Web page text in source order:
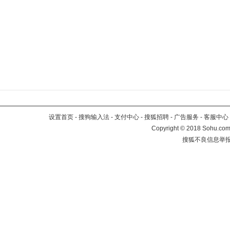
设置首页 - 搜狗输入法 - 支付中心 - 搜狐招聘 - 广告服务 - 客服中心
Copyright©2018
搜狐不良信息举